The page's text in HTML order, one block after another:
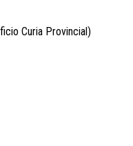
Curia Provincial)